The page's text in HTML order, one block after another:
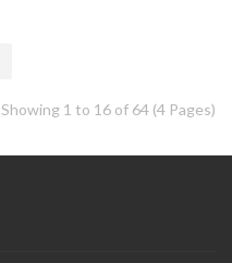
Showing 1 to 16 of 64 (4 Pages)